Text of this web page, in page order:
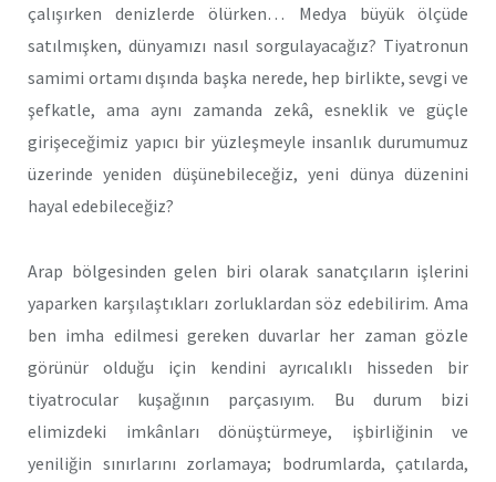
çalışırken denizlerde ölürken… Medya büyük ölçüde
satılmışken, dünyamızı nasıl sorgulayacağız? Tiyatronun
samimi ortamı dışında başka nerede, hep birlikte, sevgi ve
şefkatle, ama aynı zamanda zekâ, esneklik ve güçle
girişeceğimiz yapıcı bir yüzleşmeyle insanlık durumumuz
üzerinde yeniden düşünebileceğiz, yeni dünya düzenini
hayal edebileceğiz?
Arap bölgesinden gelen biri olarak sanatçıların işlerini
yaparken karşılaştıkları zorluklardan söz edebilirim. Ama
ben imha edilmesi gereken duvarlar her zaman gözle
görünür olduğu için kendini ayrıcalıklı hisseden bir
tiyatrocular kuşağının parçasıyım. Bu durum bizi
elimizdeki imkânları dönüştürmeye, işbirliğinin ve
yeniliğin sınırlarını zorlamaya; bodrumlarda, çatılarda,